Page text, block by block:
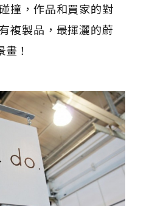
撞，作品和買家的對
複製品，最揮灑的蔚
！